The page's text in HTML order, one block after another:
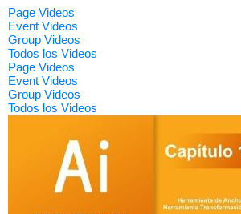
Page Videos
Event Videos
Group Videos
Todos los Videos
Page Videos
Event Videos
Group Videos
Todos los Videos